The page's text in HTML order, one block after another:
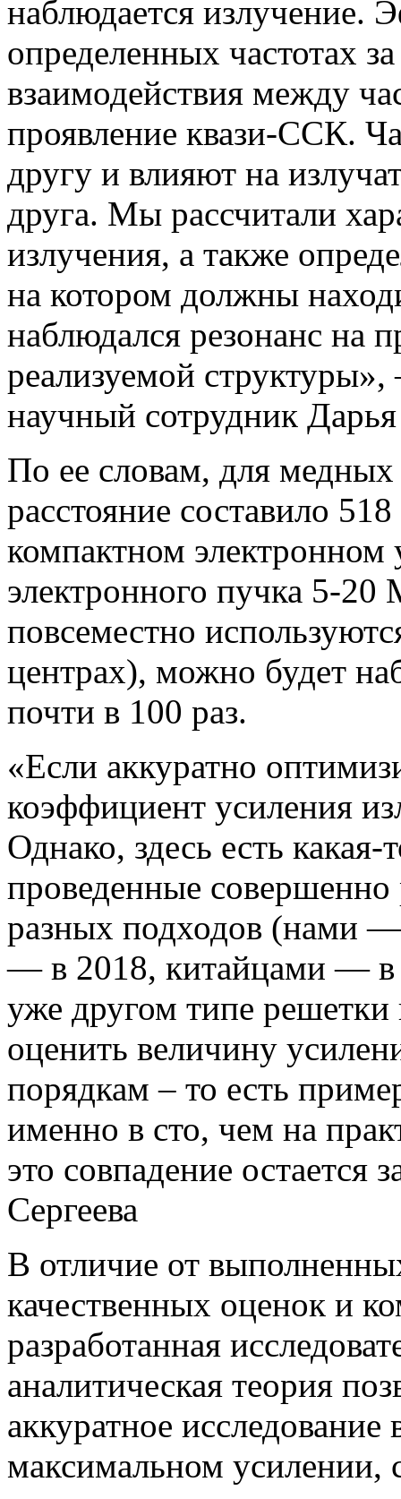
наблюдается излучение.
определенных частотах
взаимодействия между
проявление квази-ССК.
другу и влияют на
друга. Мы рассчитали
излучения, а также
на котором должны
наблюдался резонанс на
реализуемой
научный сотрудник Дарья
По ее словам, для
расстояние составило
компактном электронном
электронного пучка 5-
повсеместно
центрах), можно будет
почти в 100 раз.
«Если аккуратно
коэффициент усиления
Однако, здесь есть какая-
проведенные
разных подходов (нами
— в 2018, китайцами — в
уже другом типе
оценить величину
порядкам – то есть
именно в сто, чем на
это совпадение остается
Сергеева
В отличие от
качественных оценок и
разработанная
аналитическая теория
аккуратное
максимальном усилении,